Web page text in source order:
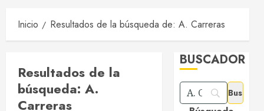
Inicio Resultados de la búsqueda de: A. Carreras
Resultados de la
búsqueda: A.
Carreras
BUSCADOR